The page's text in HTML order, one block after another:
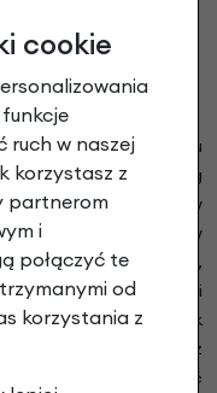
na jednym ładowaniu
baterii
Zasięg
od wielu czynników
warunków
na drogach,
a nawet pozycji
mogą się różnić jednak
podanych przez
POWER, wartość
cookie
ruch w naszej
korzystasz z
partnerom
i
połączyć te
od
korzystania z